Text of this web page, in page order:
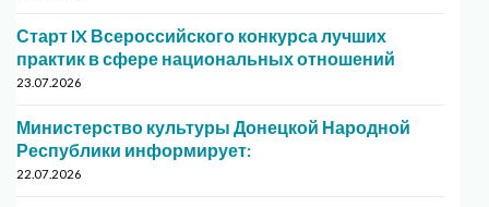
Старт IX Всероссийского конкурса лучших
практик в сфере национальных отношений
23.07.2026
Министерство культуры Донецкой Народной
Республики информирует:
22.07.2026